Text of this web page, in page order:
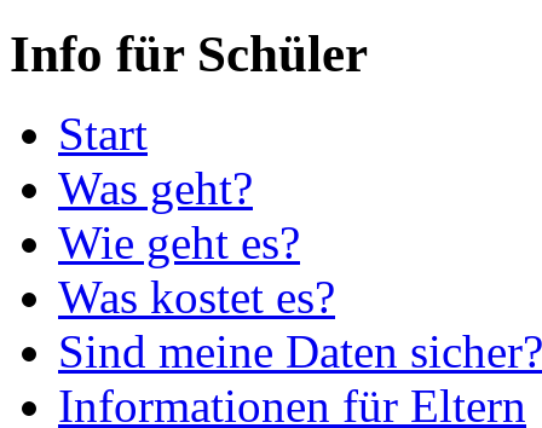
Info für Schüler
Start
Was geht?
Wie geht es?
Was kostet es?
Sind meine Daten sicher?
Informationen für Eltern